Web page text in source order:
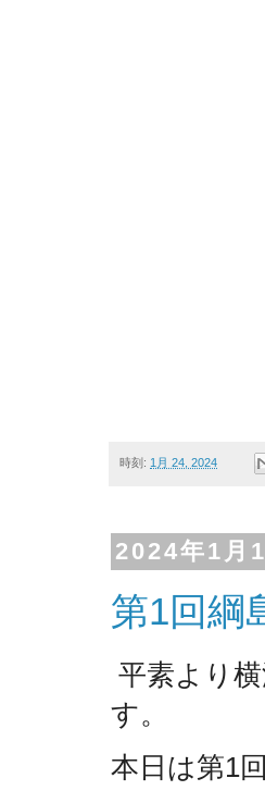
時刻: 1月 24, 2024
2024年1月
第1回綱
平素より
す。
本日は第1